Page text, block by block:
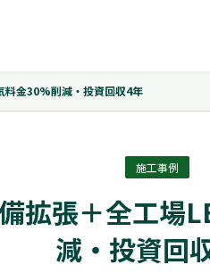
料金30%削減・投資回収4年
施工事例
拡張＋全工場
減・投資回